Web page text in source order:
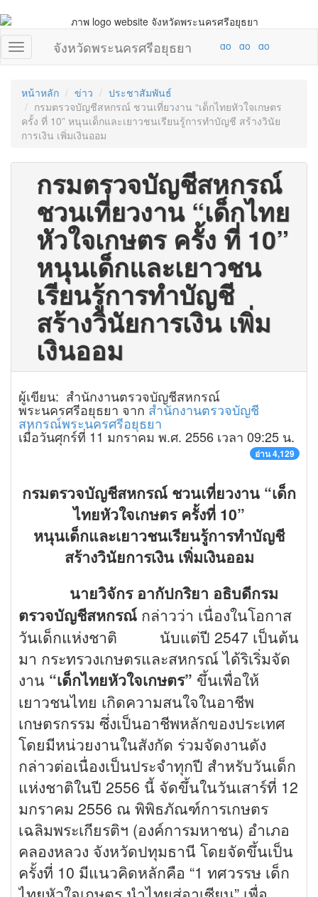
จังหวัดพระนครศรีอยุธยา
หน้าหลัก ข่าว
ประชาสัมพันธ์
กรมตรวจบัญชีสหกรณ์ ชวนเที่ยวงาน “เด็กไทยหัวใจเกษตร
ครั้ง ที่ 10” หนุนเด็กและเยาวชนเรียนรู้การทำบัญชี สร้างวินัย
การเงิน เพิ่มเงินออม
กรมตรวจบัญชีสหกรณ์
ชวนเที่ยวงาน “เด็กไทย
หัวใจเกษตร ครั้ง ที่ 10”
หนุนเด็กและเยาวชน
เรียนรู้การทำบัญชี
สร้างวินัยการเงิน เพิ่ม
เงินออม
ผู้เขียน: สำนักงานตรวจบัญชีสหกรณ์
พระนครศรีอยุธยา จาก สำนักงานตรวจบัญชี
สหกรณ์พระนครศรีอยุธยา
เมื่อวันศุกร์ที่ 11 มกราคม พ.ศ. 2556 เวลา 09:25 น.
อ่าน 4,129
กรมตรวจบัญชีสหกรณ์ ชวนเที่ยวงาน “เด็ก
ไทยหัวใจเกษตร ครั้งที่ 10”
หนุนเด็กและเยาวชนเรียนรู้การทำบัญชี
สร้างวินัยการเงิน เพิ่มเงินออม
นายวิจักร อากัปกริยา อธิบดีกรม
ตรวจบัญชีสหกรณ์ กล่าวว่า เนื่องในโอกาส
วันเด็กแห่งชาติ
นับแต่ปี 2547 เป็นต้น
มา กระทรวงเกษตรและสหกรณ์ ได้ริเริ่มจัด
งาน “เด็กไทยหัวใจเกษตร” ขึ้นเพื่อให้
เยาวชนไทย เกิดความสนใจในอาชีพ
เกษตรกรรม ซึ่งเป็นอาชีพหลักของประเทศ
โดยมีหน่วยงานในสังกัด ร่วมจัดงานดัง
กล่าวต่อเนื่องเป็นประจำทุกปี สำหรับวันเด็ก
แห่งชาติในปี 2556 นี้ จัดขึ้นในวันเสาร์ที่ 12
มกราคม 2556 ณ พิพิธภัณฑ์การเกษตร
เฉลิมพระเกียรติฯ (องค์การมหาชน) อำเภอ
คลองหลวง จังหวัดปทุมธานี โดยจัดขึ้นเป็น
ครั้งที่ 10 มีแนวคิดหลักคือ “1 ทศวรรษ เด็ก